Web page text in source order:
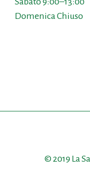
Domenica Chiuso
© 2019 La